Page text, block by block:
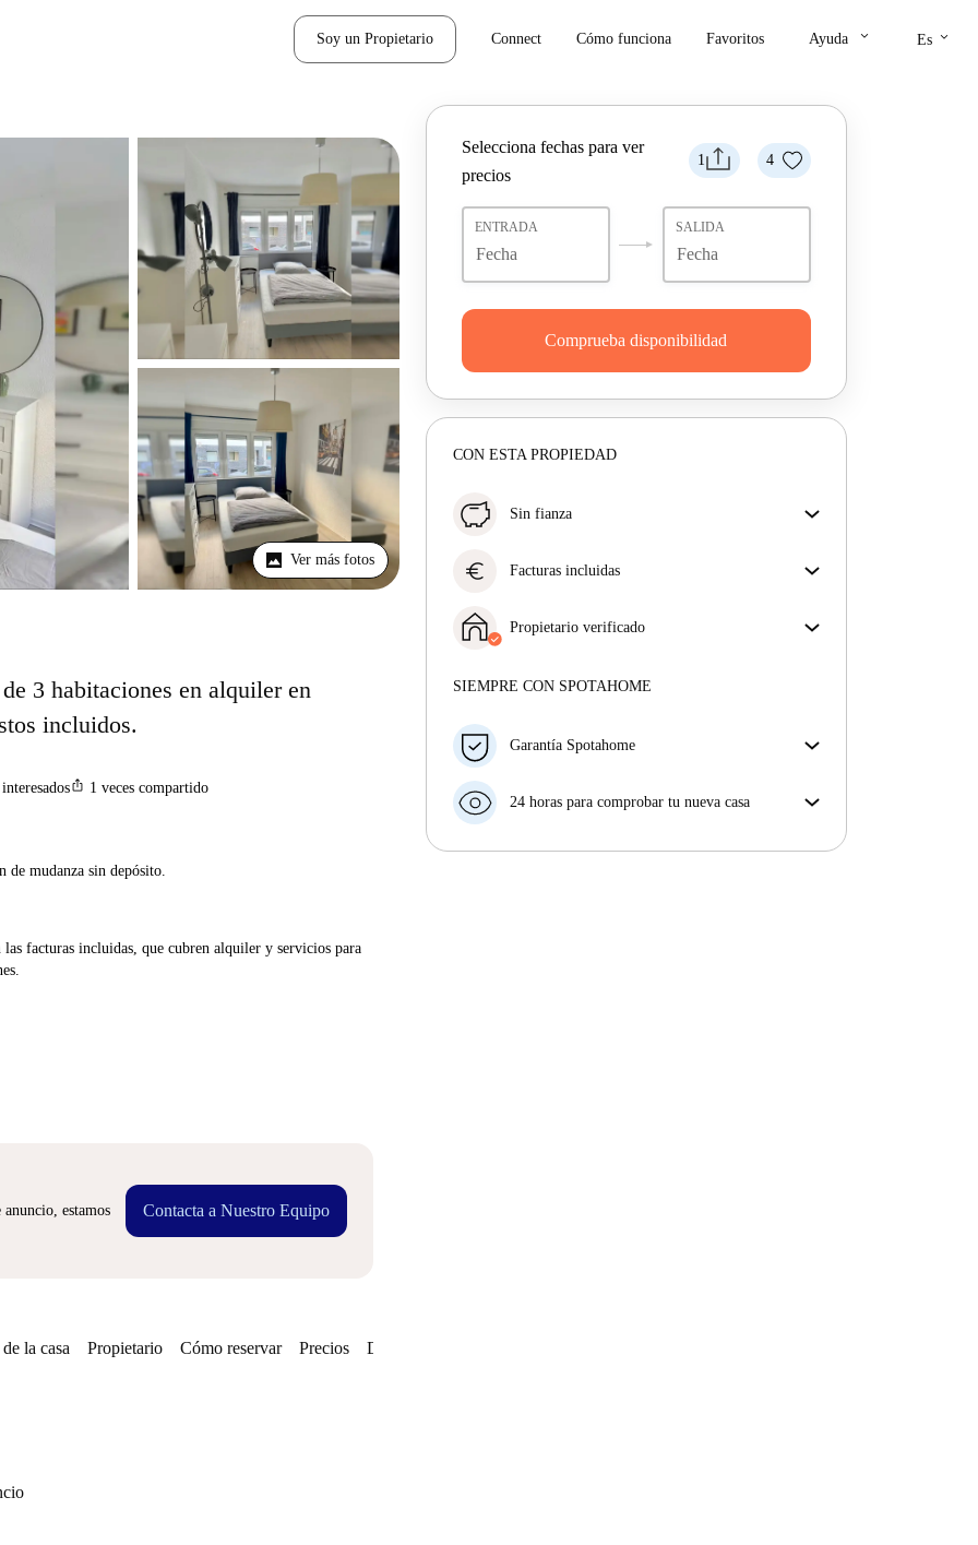
Soy un Propietario Connect Cómo funciona Favoritos Ayuda keyboard_arrow_down Es keyboard_arrow_down
Ver más fotos
3 habitaciones en alquiler en
incluidos.
interesadosios_share 1 veces compartido
de mudanza sin depósito.
facturas incluidas, que cubren alquiler y servicios para
estamos
Contacta a Nuestro Equipo
1 4
Selecciona fechas para ver
precios
ENTRADA SALIDA
Comprueba disponibilidad
CON ESTA PROPIEDAD
Sin fianza
mudanza sin depósito.
euro Facturas incluidas
facturas incluidas, que cubren alquiler y servicios
para una experiencia de alquiler sin complicaciones.
Propietario verificado
Más sobre este arrendador
SIEMPRE CON SPOTAHOME
Garantía Spotahome
horas previas a la fecha de entrada, Spotahome A) te
el hotel hasta que encuentres nueva casa o B) te hará
24 horas para comprobar tu nueva casa
la casa Propietario Cómo reservar Precios Disponibilidades